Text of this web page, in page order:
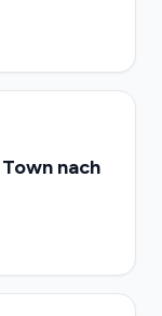
nach